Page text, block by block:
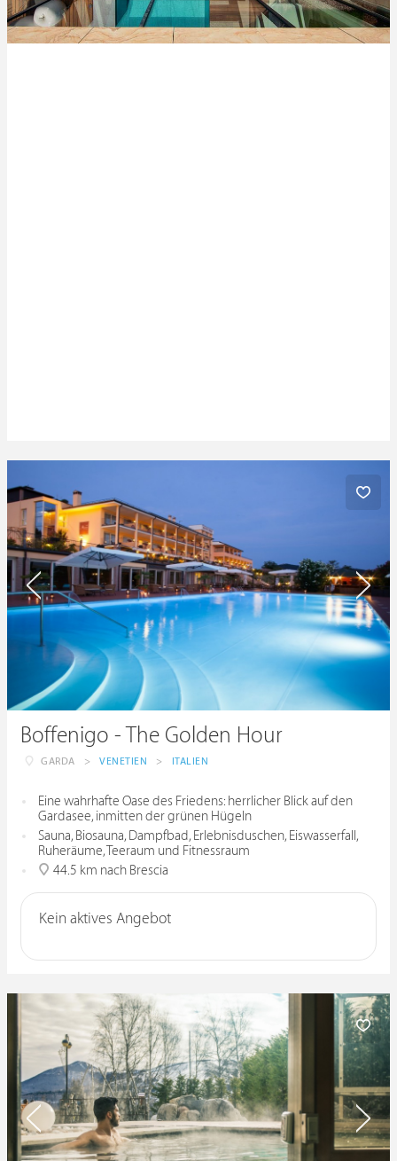
Boffenigo - The Golden Hour
GARDA > VENETIEN > ITALIEN
Eine wahrhafte Oase des Friedens: herrlicher Blick auf den
Gardasee, inmitten der grünen Hügeln
Sauna, Biosauna, Dampfbad, Erlebnisduschen, Eiswasserfall,
Ruheräume, Teeraum und Fitnessraum
44.5 km nach Brescia
Kein aktives Angebot